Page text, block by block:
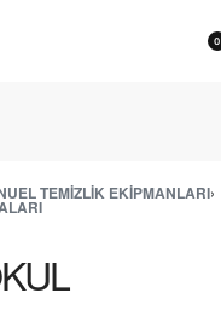
0
TEMIZLIK EKIPMANLARI›